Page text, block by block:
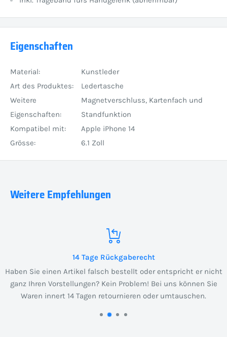
Eigenschaften
Material:
Kunstleder
Art des Produktes:
Ledertasche
Weitere
Eigenschaften:
Magnetverschluss, Kartenfach und
Standfunktion
Kompatibel mit:
Apple iPhone 14
Grösse:
6.1 Zoll
Weitere Empfehlungen
14 Tage Rückgaberecht
Haben Sie einen Artikel falsch bestellt oder entspricht er nicht
ganz Ihren Vorstellungen? Kein Problem! Bei uns können Sie
Waren innert 14 Tagen retournieren oder umtauschen.